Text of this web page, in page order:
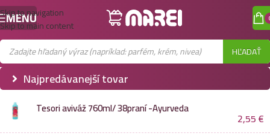
Skip to navigation
Skip to main content
MENU
HĽADAŤ
Najpredávanejší tovar
Tesori aviváž 760ml/ 38praní -Ayurveda
2,55€